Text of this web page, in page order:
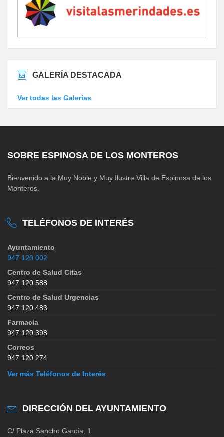
GALERÍA DESTACADA
Ver todas las Galerías
SOBRE ESPINOSA DE LOS MONTEROS
Bienvenido a la Muy Noble y Muy Ilustre Villa de Espinosa de los
Monteros.
TELÉFONOS DE INTERÉS
Ayuntamiento
947 120 002
Centro de Salud Citas
947 120 588
Centro de Salud Urgencias
947 120 483
Farmacia
947 120 398
Correos
947 120 274
Ver más Teléfonos de Interés
DIRECCIÓN DEL AYUNTAMIENTO
C/ Plaza Sancho García, 1